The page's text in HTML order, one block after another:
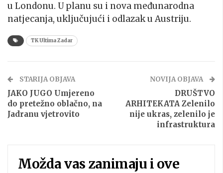
u Londonu. U planu su i nova međunarodna
natjecanja, uključujući i odlazak u Austriju.
TK Ultima Zadar
STARIJA OBJAVA
JAKO JUGO Umjereno
do pretežno oblačno, na
Jadranu vjetrovito
NOVIJA OBJAVA
DRUŠTVO
ARHITEKATA Zelenilo
nije ukras, zelenilo je
infrastruktura
Možda vas zanimaju i ove